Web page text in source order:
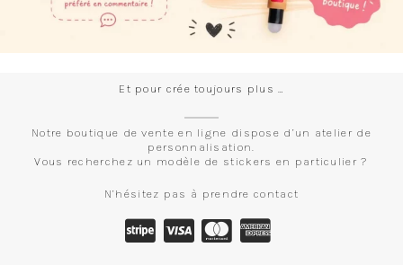
Et pour crée toujours plus …
Notre boutique de vente en ligne dispose d’un atelier de
personnalisation.
Vous recherchez un modèle de stickers en particulier ?
N’hésitez pas à prendre contact